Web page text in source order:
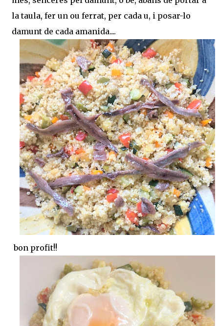
la taula, fer un ou ferrat, per cada u, i posar-lo
damunt de cada amanida....
bon profit!!